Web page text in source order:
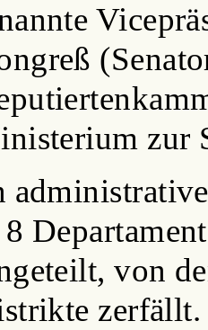
zur
von
zerfällt.